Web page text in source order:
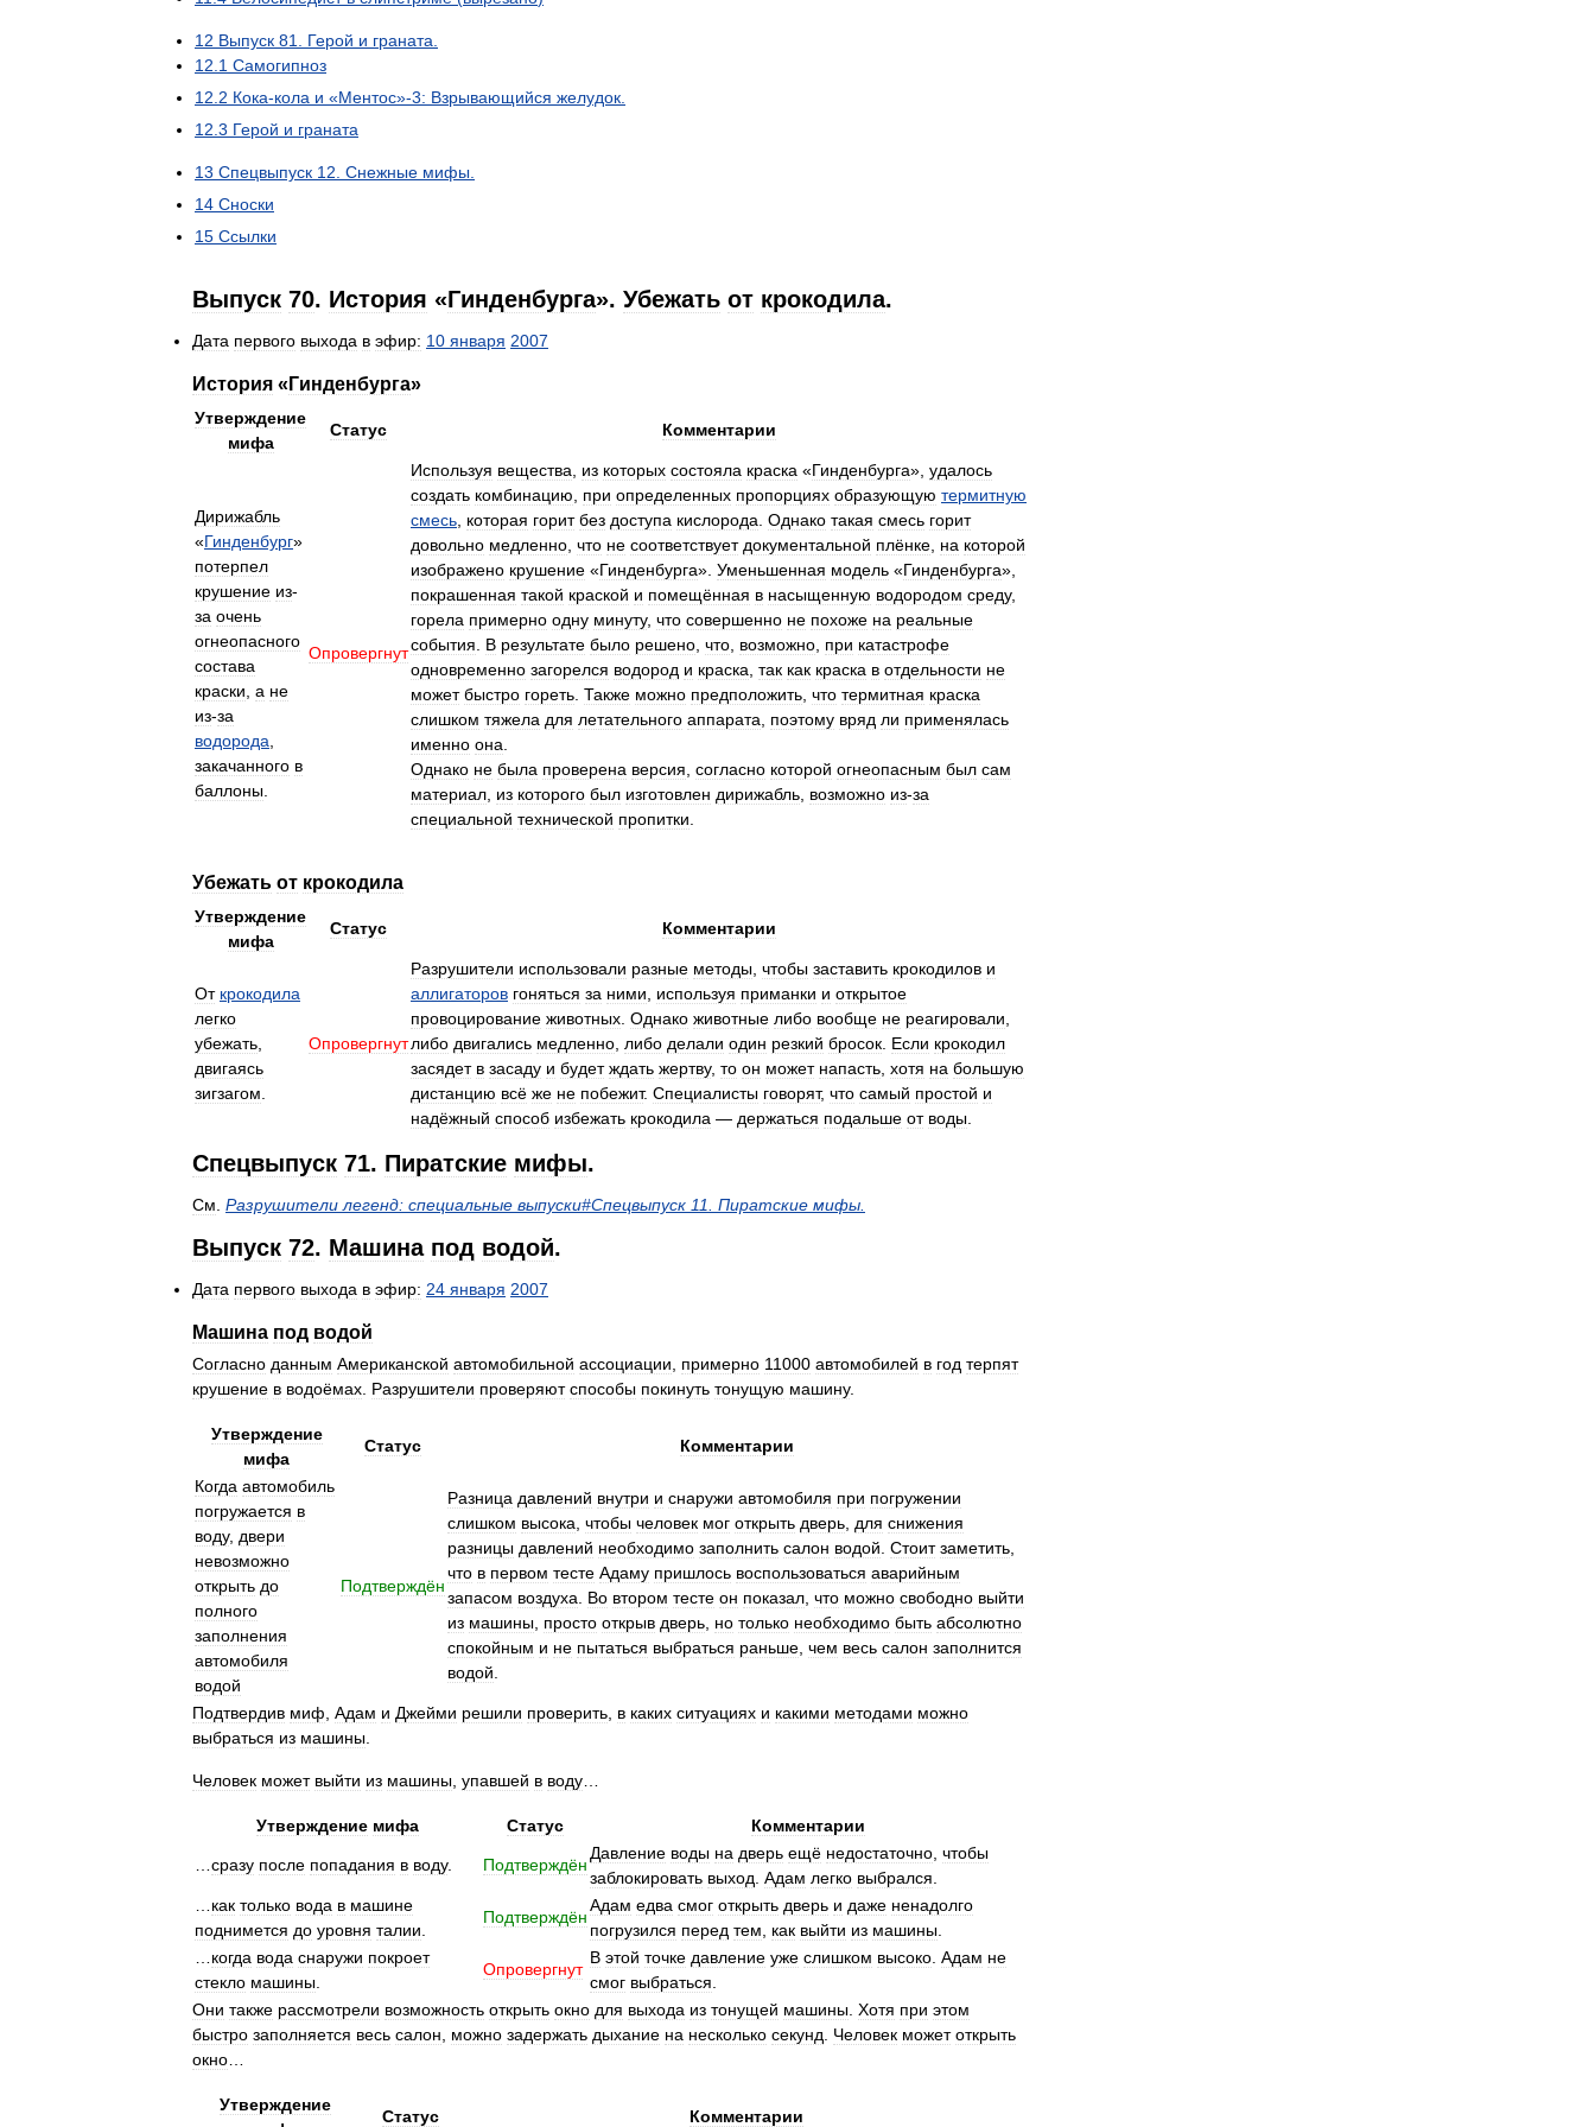
12 Выпуск 81 Герой и граната
12 1 Самогипноз
12 2 Кока-кола и «Ментос»-3: Взрывающийся желудок
12 3 Герой и граната
13 Спецвыпуск 12 Снежные мифы
14 Сноски
15 Ссылки
Выпуск 70. История «Гинденбурга». Убежать от крокодила.
Дата первого выхода в эфир: 10 января 2007
История « Гинденбурга»
Утверждение
мифа
Статус Комментарии
Дирижабль
«Гинденбург»
потерпел
крушение из-
за очень
огнеопасного
состава
краски а не
из-за
водорода
закачанного в
баллоны
Опровергнут
Используя вещества из которых состояла краска «Гинденбурга», удалось
создать комбинацию при определенных пропорциях образующую термитную
смесь которая горит без доступа кислорода Однако такая смесь горит
довольно медленно что не соответствует документальной плёнке на которой
изображено крушение «Гинденбурга». Уменьшенная модель «Гинденбурга»,
покрашенная такой краской и помещённая в насыщенную водородом среду,
горела примерно одну минуту, что совершенно не похоже на реальные
события
В результате было решено что возможно при катастрофе
одновременно загорелся водород и краска так как краска в отдельности не
может быстро гореть Также можно предположить что термитная краска
слишком тяжела для летательного аппарата поэтому вряд ли применялась
именно она
Однако не была проверена версия согласно которой огнеопасным был сам
материал из которого был изготовлен дирижабль возможно из-за
специальной технической пропитки
Убежать от крокодила
Утверждение
мифа
Статус Комментарии
От крокодила
легко
убежать
двигаясь
зигзагом
Опровергнут
Разрушители использовали разные методы чтобы заставить крокодилов и
аллигаторов гоняться за ними используя приманки и открытое
провоцирование животных Однако животные либо вообще не реагировали
либо двигались медленно либо делали один резкий бросок Если крокодил
засядет в засаду и будет ждать жертву, то он может напасть хотя на большую
дистанцию всё же не побежит. Специалисты говорят, что самый простой и
надёжный способ избежать крокодила — держаться подальше от воды
Спецвыпуск 71. Пиратские мифы.
См Разрушители легенд: специальные выпуски#Спецвыпуск 11 Пиратские мифы
Выпуск 72. Машина под водой.
Дата первого выхода в эфир: 24 января 2007
Машина под водой
Согласно данным Американской автомобильной ассоциации примерно 11000 автомобилей в год терпят
крушение в водоёмах Разрушители проверяют способы покинуть тонущую машину.
Утверждение
мифа
Статус Комментарии
Когда автомобиль
погружается в
воду, двери
невозможно
открыть до
полного
заполнения
автомобиля
водой
Подтверждён
Разница давлений внутри и снаружи автомобиля при погружении
слишком высока чтобы человек мог открыть дверь для снижения
разницы давлений необходимо заполнить салон водой Стоит заметить
что в первом тесте Адаму пришлось воспользоваться аварийным
запасом воздуха Во втором тесте он показал что можно свободно выйти
из машины просто открыв дверь но только необходимо быть абсолютно
спокойным и не пытаться выбраться раньше чем весь салон заполнится
водой
Подтвердив миф Адам и Джейми решили проверить в каких ситуациях и какими методами можно
выбраться из машины
Человек может выйти из машины упавшей в воду
Утверждение мифа Статус Комментарии
сразу после попадания в воду. Подтверждён
Давление воды на дверь ещё недостаточно чтобы
заблокировать выход Адам легко выбрался
как только вода в машине
поднимется до уровня талии
Подтверждён
Адам едва смог открыть дверь и даже ненадолго
погрузился перед тем как выйти из машины
когда вода снаружи покроет
стекло машины
Опровергнут
В этой точке давление уже слишком высоко Адам не
смог выбраться
Они также рассмотрели возможность открыть окно для выхода из тонущей машины Хотя при этом
быстро заполняется весь салон можно задержать дыхание на несколько секунд Человек может открыть
окно
Утверждение
Статус Комментарии